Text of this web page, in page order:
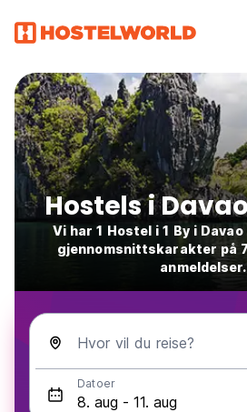
Hostels i
Vi har 1 Hostel i 1 By i
gjennomsnittskarakter på
anmeldelser.
Hvor vil du reise?
Datoer